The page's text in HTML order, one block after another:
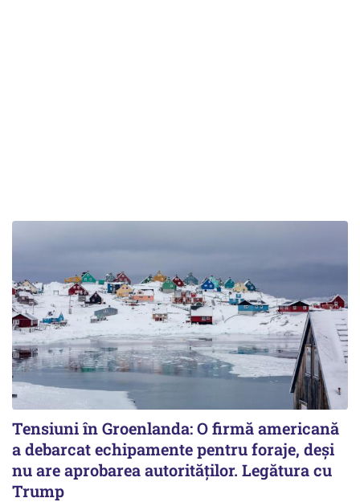
Tensiuni în Groenlanda: O firmă americană
a debarcat echipamente pentru foraje, deși
nu are aprobarea autorităților. Legătura cu
Trump